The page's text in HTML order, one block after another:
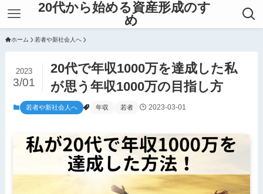
20代から始める資産形成のすゝ
め
ホーム 若者や新社会人へ
20代で年収1000万を達成した私
が思う年収1000万の目指し方
2023
3/01
若者や新社会人へ 年収 若者 2023-03-01